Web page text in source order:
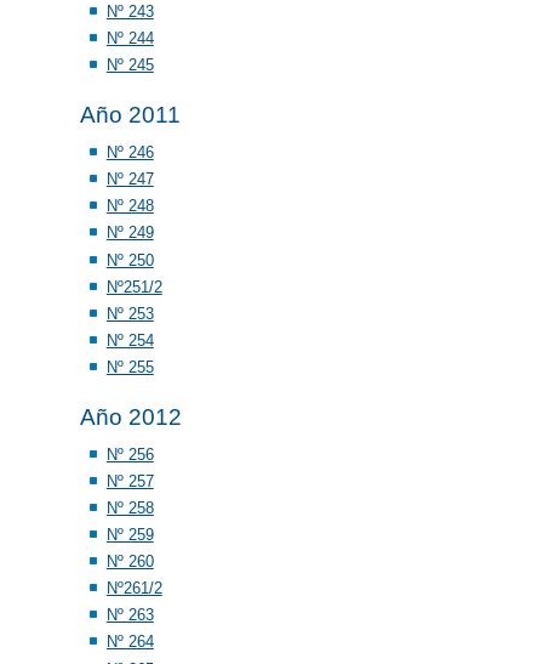
Nº 243
Nº 244
Nº 245
Año 2011
Nº 246
Nº 247
Nº 248
Nº 249
Nº 250
Nº251/2
Nº 253
Nº 254
Nº 255
Año 2012
Nº 256
Nº 257
Nº 258
Nº 259
Nº 260
Nº261/2
Nº 263
Nº 264